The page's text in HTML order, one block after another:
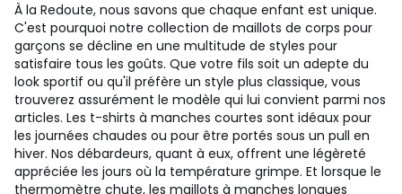
À la Redoute, nous savons que chaque enfant est unique.
C'est pourquoi notre collection de maillots de corps pour
garçons se décline en une multitude de styles pour
satisfaire tous les goûts. Que votre fils soit un adepte du
look sportif ou qu'il préfère un style plus classique, vous
trouverez assurément le modèle qui lui convient parmi nos
articles. Les t-shirts à manches courtes sont idéaux pour
les journées chaudes ou pour être portés sous un pull en
hiver. Nos débardeurs, quant à eux, offrent une légèreté
appréciée les jours où la température grimpe. Et lorsque le
thermomètre chute, les maillots à manches longues